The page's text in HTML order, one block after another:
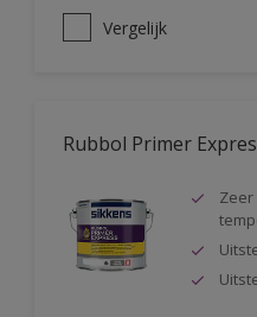
Vergelijk
Rubbol Primer